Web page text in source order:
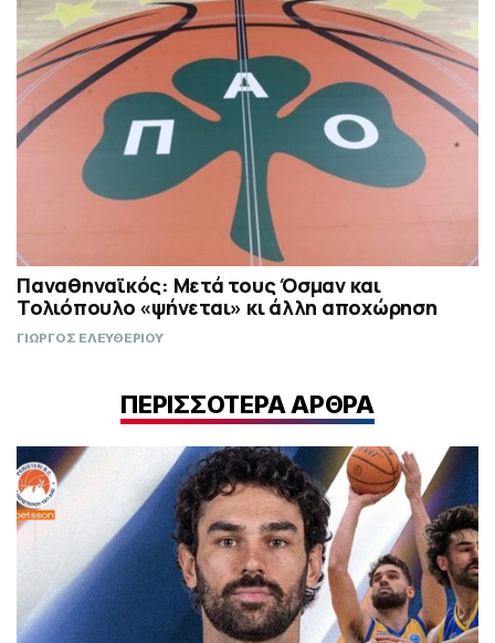
Παναθηναϊκός: Μετά τους Όσμαν και
Τολιόπουλο «ψήνεται» κι άλλη αποχώρηση
ΓΙΩΡΓΟΣ ΕΛΕΥΘΕΡΙΟΥ
ΠΕΡΙΣΣΟΤΕΡΑ ΑΡΘΡΑ